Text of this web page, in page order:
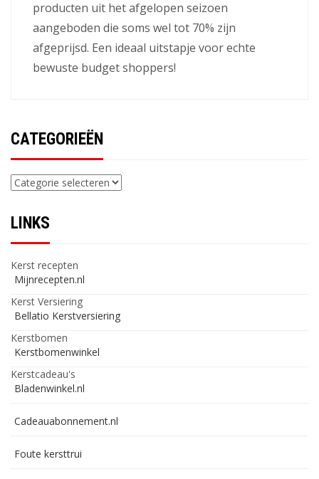
producten uit het afgelopen seizoen
aangeboden die soms wel tot 70% zijn
afgeprijsd. Een ideaal uitstapje voor echte
bewuste budget shoppers!
CATEGORIEËN
Categorieën
LINKS
Kerst recepten
Mijnrecepten.nl
Kerst Versiering
Bellatio Kerstversiering
Kerstbomen
Kerstbomenwinkel
Kerstcadeau's
Bladenwinkel.nl
Cadeauabonnement.nl
Foute kersttrui